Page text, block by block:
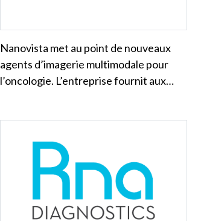
Nanovista met au point de nouveaux
agents d’imagerie multimodale pour
l’oncologie. L’entreprise fournit aux…